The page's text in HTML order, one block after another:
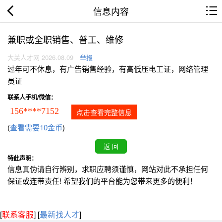
信息内容
兼职或全职销售、普工、维修
大关人才网 2026.08.09 举报
过年可不休息，有广告销售经验，有高低压电工证，网络管理
员证
联系人手机/微信：
156****7152 点击查看完整信息
(查看需要10金币)
特此声明：
信息真伪请自行辨别，求职应聘须谨慎，网站对此不承担任何
保证或连带责任! 希望我们的平台能为您带来更多的便利！
[联系客服] [最新找人才]